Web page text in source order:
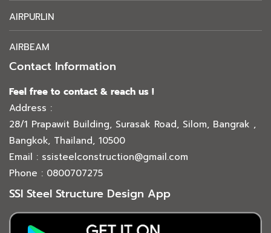
AIRPURLIN
AIRBEAM
Contact Information
Feel free to contact & reach us !
Address :
28/1 Prapawit Building, Surasak Road, Silom, Bangrak ,
Bangkok, Thailand, 10500
Email : ssisteelconstruction@gmail.com
Phone : 0800707275
SSI Steel Structure Design App